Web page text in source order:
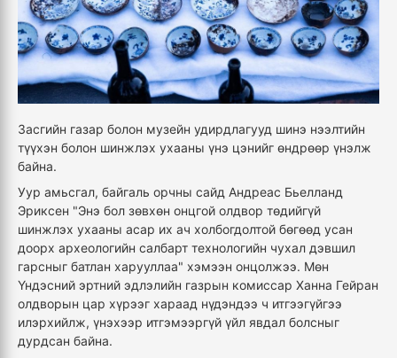
Засгийн газар болон музейн удирдлагууд шинэ нээлтийн
түүхэн болон шинжлэх ухааны үнэ цэнийг өндрөөр үнэлж
байна.
Уур амьсгал, байгаль орчны сайд Андреас Бьелланд
Эриксен "Энэ бол зөвхөн онцгой олдвор төдийгүй
шинжлэх ухааны асар их ач холбогдолтой бөгөөд усан
доорх археологийн салбарт технологийн чухал дэвшил
гарсныг батлан харууллаа" хэмээн онцолжээ. Мөн
Үндэсний эртний эдлэлийн газрын комиссар Ханна Гейран
олдворын цар хүрээг хараад нүдэндээ ч итгээгүйгээ
илэрхийлж, үнэхээр итгэмээргүй үйл явдал болсныг
дурдсан байна.